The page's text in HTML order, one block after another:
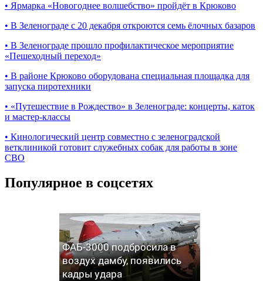
• Ярмарка «Новогоднее волшебство» пройдёт в Крюково
• В Зеленограде с 20 декабря откроются семь ёлочных базаров
• В Зеленограде прошло профилактическое мероприятие
«Пешеходный переход»
• В районе Крюково оборудована специальная площадка для
запуска пиротехники
• «Путешествие в Рождество» в Зеленограде: концерты, каток
и мастер‑классы
• Кинологический центр совместно с зеленоградской
ветклиникой готовит служебных собак для работы в зоне
СВО
Популярное в соцсетях
ФАБ-3000 подбросила в
воздух дамбу, появились
кадры удара